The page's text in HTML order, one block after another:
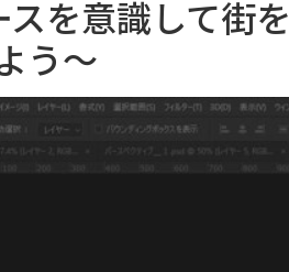
を意識して街
う～